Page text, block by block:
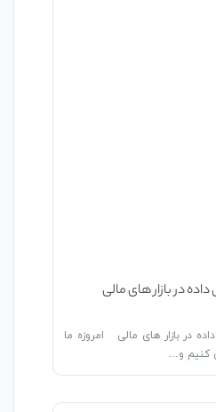
در بازار های مالی
در بازار های مالی امروزه ما
کنیم و…